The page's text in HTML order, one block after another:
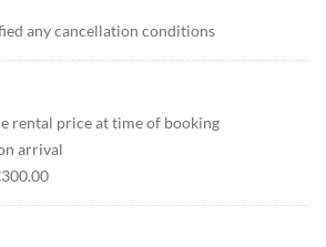
any cancellation conditions
rental price at time of booking
arrival